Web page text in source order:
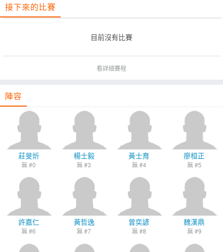
接下來的比賽
目前沒有比賽
看詳細賽程
陣容
莊旻炘
無 #0
楊士毅
無 #3
黃士育
無 #4
廖桓正
無 #5
許嘉仁
無 #6
黃哲逸
無 #7
曾奕諺
無 #8
魏漢鼎
無 #9